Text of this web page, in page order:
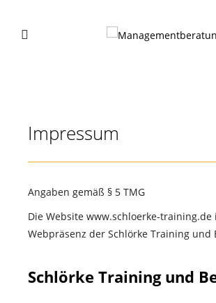
Impressum
Angaben gemäß § 5 TMG
Die Website www.schloerke-training.de
Webpräsenz der Schlörke Training und
Schlörke Training und